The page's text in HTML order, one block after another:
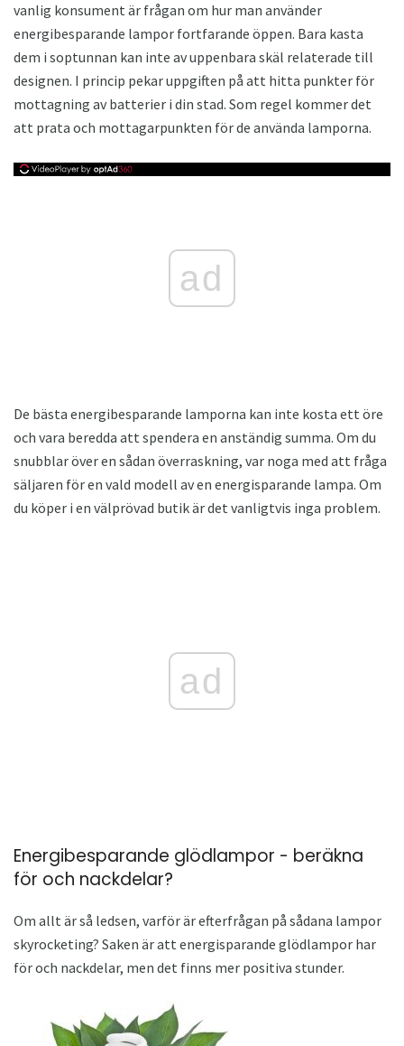
vanlig konsument är frågan om hur man använder
energibesparande lampor fortfarande öppen. Bara kasta
dem i soptunnan kan inte av uppenbara skäl relaterade till
designen. I princip pekar uppgiften på att hitta punkter för
mottagning av batterier i din stad. Som regel kommer det
att prata och mottagarpunkten för de använda lamporna.
ad
De bästa energibesparande lamporna kan inte kosta ett öre
och vara beredda att spendera en anständig summa. Om du
snubblar över en sådan överraskning, var noga med att fråga
säljaren för en vald modell av en energisparande lampa. Om
du köper i en välprövad butik är det vanligtvis inga problem.
ad
Energibesparande glödlampor - beräkna
för och nackdelar?
Om allt är så ledsen, varför är efterfrågan på sådana lampor
skyrocketing? Saken är att energisparande glödlampor har
för och nackdelar, men det finns mer positiva stunder.